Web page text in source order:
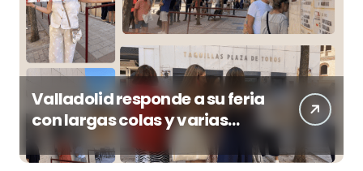
Valladolid responde a su feria
con largas colas y varias